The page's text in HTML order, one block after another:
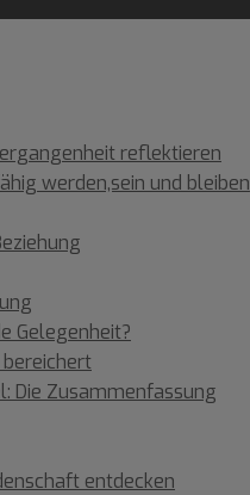
reflektieren
werden,sein und bleiben
Gelegenheit?
bereichert
Die Zusammenfassung
entdecken